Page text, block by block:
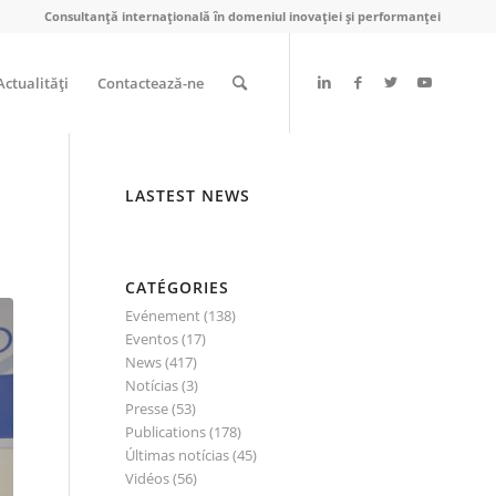
Consultanță internațională în domeniul inovației și performanței
Contactează-ne
LASTEST NEWS
CATÉGORIES
Evénement(138)
Eventos(17)
News(417)
Notícias(3)
Presse(53)
Publications(178)
Últimas notícias(45)
Vidéos(56)